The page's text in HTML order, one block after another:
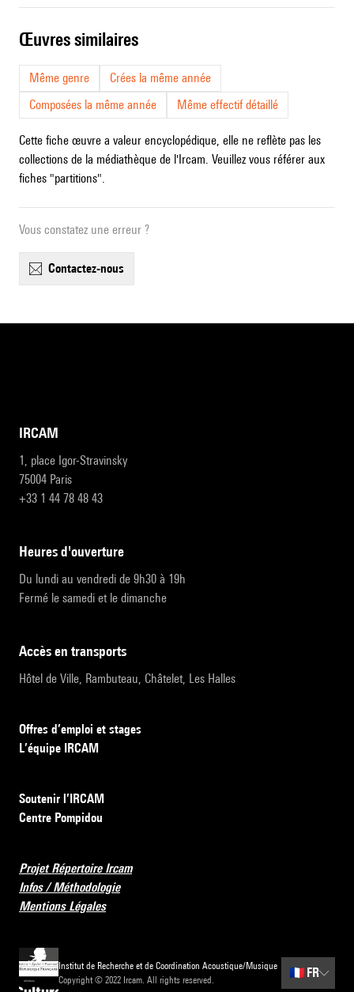
œuvres similaires
Même genre
Crées la même année
Composées la même année
Même effectif détaillé
Cette fiche œuvre a valeur encyclopédique, elle ne reflète pas les
collections de la médiathèque de l'Ircam. Veuillez vous référer aux
fiches "partitions".
Vous constatez une erreur ?
contactez-nous
IRCAM
1, place Igor-Stravinsky
75004 Paris
+33 1 44 78 48 43
heures d'ouverture
Du lundi au vendredi de 9h30 à 19h
Fermé le samedi et le dimanche
accès en transports
Hôtel de Ville, Rambuteau, Châtelet, Les Halles
Offres d’emploi et stages
L’équipe IRCAM
Soutenir l’IRCAM
Centre Pompidou
Projet Répertoire Ircam
Infos / Méthodologie
Mentions Légales
Institut de Recherche et de Coordination Acoustique/Musique
Copyright © 2022 Ircam. All rights reserved.
🇫🇷 FR